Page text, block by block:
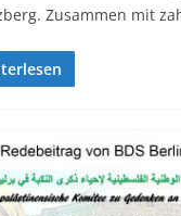
Zusammen mit